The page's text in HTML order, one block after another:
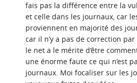
fais pas la différence entre la
et celle dans les journaux, car
proviennent en majorité des
car il n’y a pas de correction
le net a le mérite d’être
une énorme faute ce qui n’est
journaux. Moi focaliser sur les